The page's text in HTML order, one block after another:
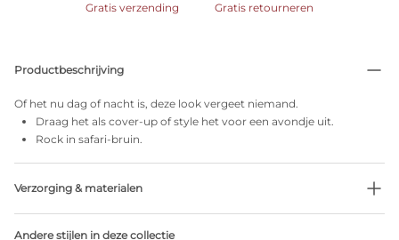
Gratis verzending Gratis retourneren
Productbeschrijving
Of het nu dag of nacht is, deze look vergeet niemand.
Draag het als cover-up of style het voor een avondje uit.
Rock in safari-bruin.
Verzorging & materialen
Andere stijlen in deze collectie